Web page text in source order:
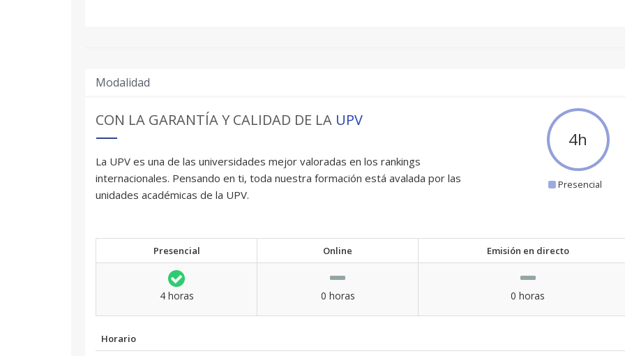
Modalidad
CON LA GARANTÍA Y CALIDAD DE LA UPV
La UPV es una de las universidades mejor valoradas en los rankings
internacionales. Pensando en ti, toda nuestra formación está avalada por las
unidades académicas de la UPV.
4h
Presencial
Presencial Online Emisión en directo
4 horas 0 horas 0 horas
Horario